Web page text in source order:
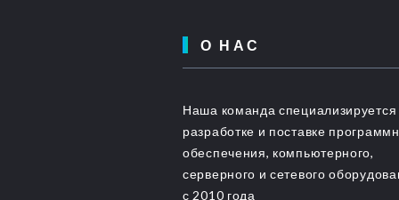
О НАС
Наша команда специализируется
разработке и поставке
обеспечения, компьютерного,
серверного и сетевого
с 2010 года